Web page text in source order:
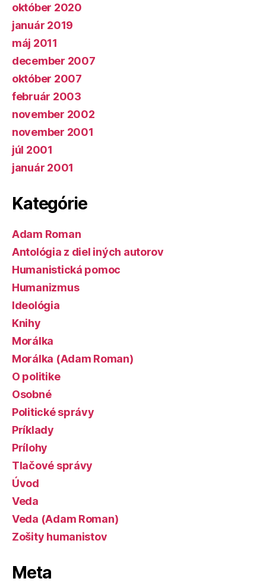
október 2020
január 2019
máj 2011
december 2007
október 2007
február 2003
november 2002
november 2001
júl 2001
január 2001
Kategórie
Adam Roman
Antológia z diel iných autorov
Humanistická pomoc
Humanizmus
Ideológia
Knihy
Morálka
Morálka (Adam Roman)
O politike
Osobné
Politické správy
Príklady
Prílohy
Tlačové správy
Úvod
Veda
Veda (Adam Roman)
Zošity humanistov
Meta